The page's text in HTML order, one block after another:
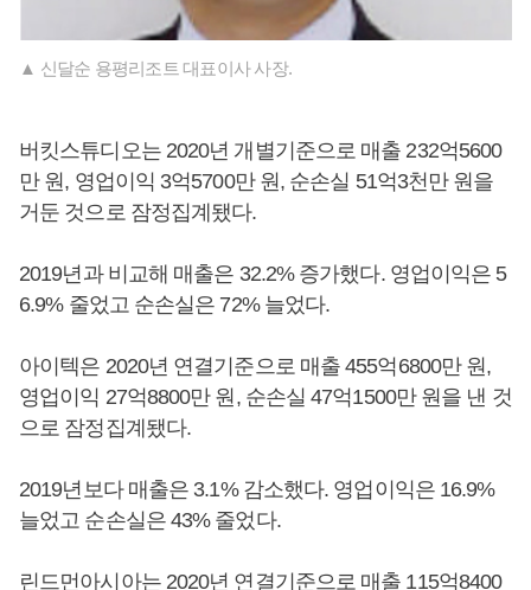
▲ 신달순 용평리조트 대표이사 사장.
버킷스튜디오는 2020년 개별기준으로 매출 232억5600
만 원, 영업이익 3억5700만 원, 순손실 51억3천만 원을
거둔 것으로 잠정집계됐다.
2019년과 비교해 매출은 32.2% 증가했다. 영업이익은 5
6.9% 줄었고 순손실은 72% 늘었다.
아이텍은 2020년 연결기준으로 매출 455억6800만 원,
영업이익 27억8800만 원, 순손실 47억1500만 원을 낸 것
으로 잠정집계됐다.
2019년보다 매출은 3.1% 감소했다. 영업이익은 16.9%
늘었고 순손실은 43% 줄었다.
린드먼아시아는 2020년 연결기준으로 매출 115억8400